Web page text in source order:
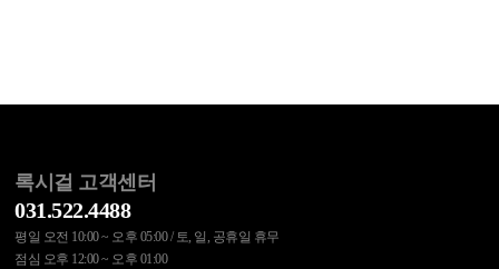
록시걸 고객센터
031.522.4488
평일 오전 10:00 ~ 오후 05:00 / 토, 일, 공휴일 휴무
점심 오후 12:00 ~ 오후 01:00